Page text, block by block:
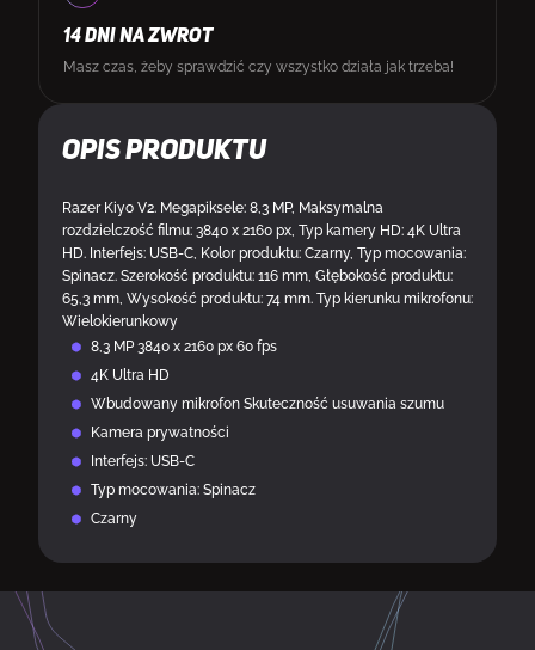
Opis produktu
Razer Kiyo V2. Megapiksele: 8,3 MP, Maksymalna
rozdzielczość filmu: 3840 x 2160 px, Typ kamery HD: 4K Ultra
HD. Interfejs: USB-C, Kolor produktu: Czarny, Typ mocowania:
Spinacz. Szerokość produktu: 116 mm, Głębokość produktu:
65,3 mm, Wysokość produktu: 74 mm. Typ kierunku mikrofonu:
Wielokierunkowy
8,3 MP 3840 x 2160 px 60 fps
4K Ultra HD
Wbudowany mikrofon Skuteczność usuwania szumu
Kamera prywatności
Interfejs: USB-C
Typ mocowania: Spinacz
Czarny
14 DNI NA ZWROT
Masz czas, żeby sprawdzić czy wszystko działa jak trzeba!